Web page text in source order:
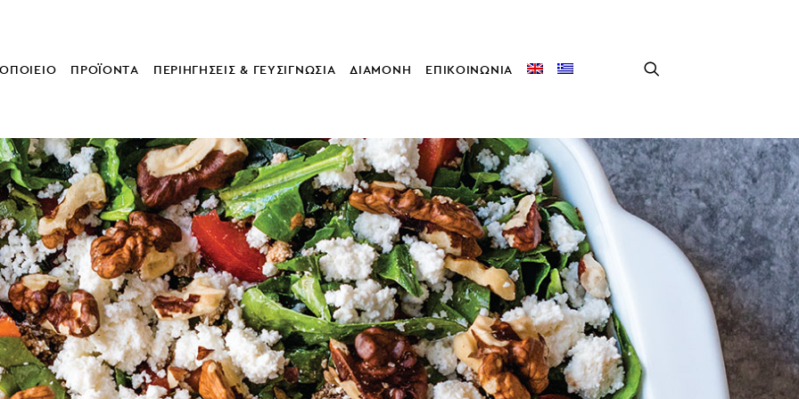
ΠΡΟΪΟΝΤΑ ΠΕΡΙΗΓΗΣΕΙΣ & ΓΕΥΣΙΓΝΩΣΙΑ ΔΙΑΜΟΝΗ ΕΠΙΚΟΙΝΩΝΙΑ